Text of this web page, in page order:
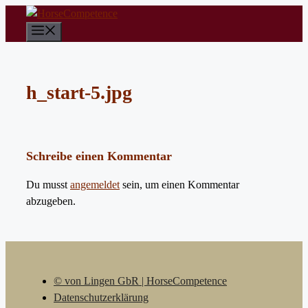
springen
h_start-5.jpg
Schreibe einen Kommentar
Du musst angemeldet sein, um einen Kommentar
abzugeben.
© von Lingen GbR | HorseCompetence
Datenschutzerklärung